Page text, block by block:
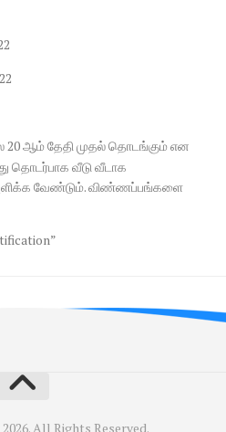
ஆம் தேதி முதல் தொடங்கும் என
தொடர்பாக வீடு வீடாக
வேண்டும். விண்ணப்பங்களை
All Rights Reserved.